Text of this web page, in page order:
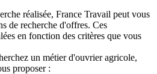
réalisée, France Travail peut vous
de recherche d'offres. Ces
en fonction des critères que vous
un métier d'ouvrier agricole,
proposer :